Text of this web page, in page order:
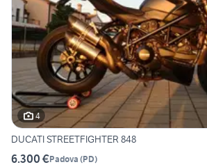
4
DUCATI STREETFIGHTER 848
6.300 €Padova (PD)